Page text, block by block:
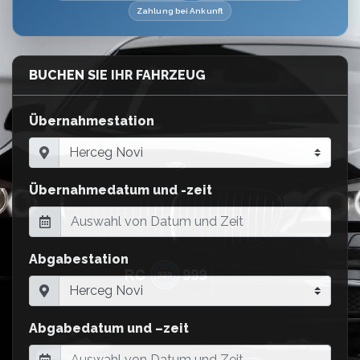
Zahlung bei Ankunft
BUCHEN SIE IHR FAHRZEUG
Übernahmestation
Übernahmedatum und -zeit
Abgabestation
Abgabedatum und –zeit